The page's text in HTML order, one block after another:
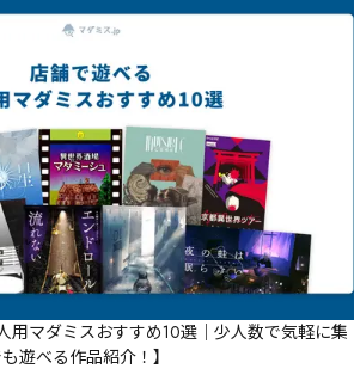
用マダミスおすすめ10選｜少人数で気軽に集
遊べる作品紹介！】